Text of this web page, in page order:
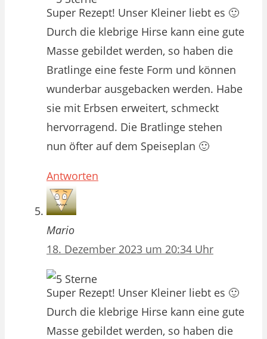
Super Rezept! Unser Kleiner liebt es 🙂
Durch die klebrige Hirse kann eine gute
Masse gebildet werden, so haben die
Bratlinge eine feste Form und können
wunderbar ausgebacken werden. Habe
sie mit Erbsen erweitert, schmeckt
hervorragend. Die Bratlinge stehen
nun öfter auf dem Speiseplan 🙂
Antworten
Mario
18. Dezember 2023 um 20:34 Uhr
Super Rezept! Unser Kleiner liebt es 🙂
Durch die klebrige Hirse kann eine gute
Masse gebildet werden, so haben die